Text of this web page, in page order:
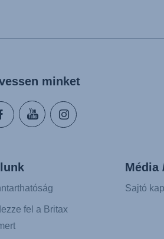
minket
fel a Britax
Média
Sajtó